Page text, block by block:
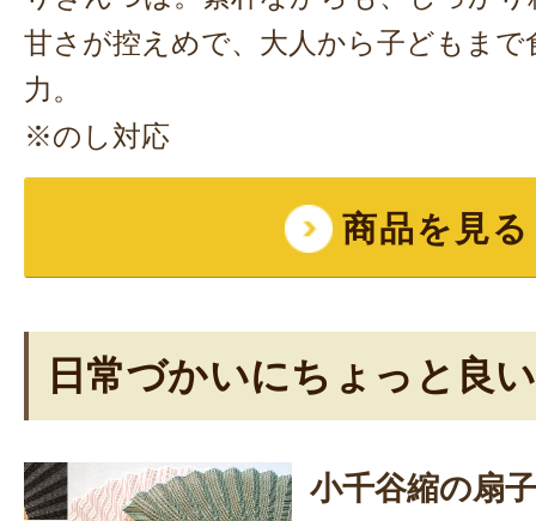
甘さが控えめで、大人から子どもま
力。
※のし対応
商品を見る
日常づかいにちょっと良
小千谷縮の扇